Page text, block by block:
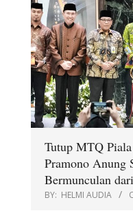
Tutup MTQ
Pramono Anung
Bermunculan
BY: HELMI AUDIA